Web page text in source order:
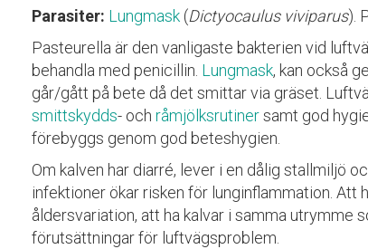
Parasiter: Lungmask (Dictyocaulus viviparus).
Pasteurella är den vanligaste bakterien vid
behandla med penicillin. Lungmask, kan också
går/gått på bete då det smittar via gräset.
smittskydds- och råmjölksrutinersamt god
förebyggs genom god beteshygien.
Om kalven har diarré, lever i en dålig stallmiljö
infektioner ökar risken för lunginflammation. Att
åldersvariation, att ha kalvar i samma utrymme
förutsättningar för luftvägsproblem.